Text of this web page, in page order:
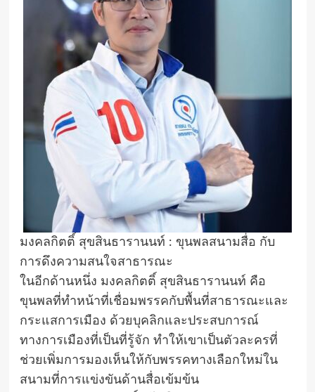
มงคลกิตติ์ สุขสินธารานนท์ : ขุนพลสนามสื่อ กับ
การดึงความสนใจสาธารณะ
ในอีกด้านหนึ่ง มงคลกิตติ์ สุขสินธารานนท์ คือ
ขุนพลที่ทำหน้าที่เชื่อมพรรคกับพื้นที่สาธารณะและ
กระแสการเมือง ด้วยบุคลิกและประสบการณ์
ทางการเมืองที่เป็นที่รู้จัก ทำให้เขาเป็นตัวละครที่
ช่วยเพิ่มการมองเห็นให้กับพรรคทางเลือกใหม่ใน
สนามที่การแข่งขันด้านสื่อเข้มข้น